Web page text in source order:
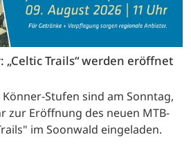
Trails“ werden eröffnet
Stufen sind am Sonntag,
zur Eröffnung des neuen MTB-
im Soonwald eingeladen.